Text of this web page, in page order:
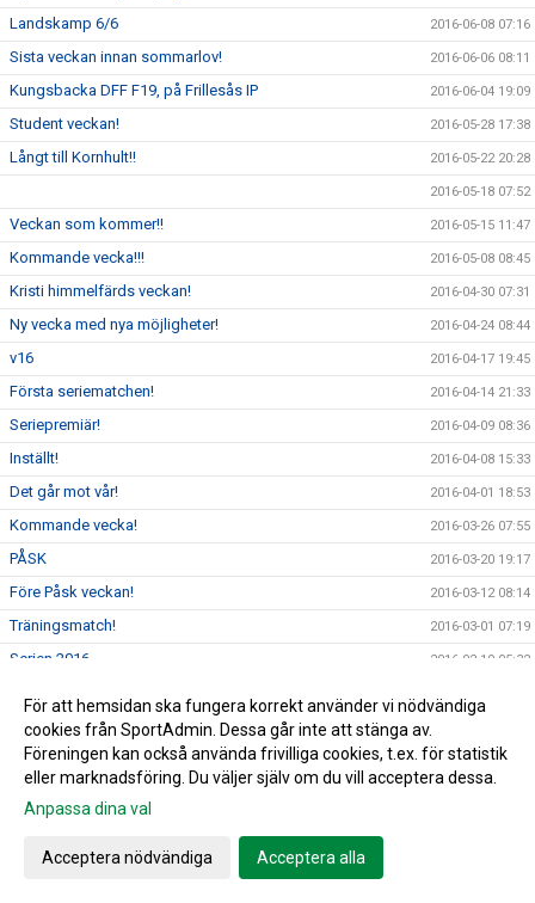
Landskamp 6/6 2016-06-08 07:16
Sista veckan innan sommarlov! 2016-06-06 08:11
Kungsbacka DFF F19, på Frillesås IP 2016-06-04 19:09
Student veckan! 2016-05-28 17:38
Långt till Kornhult!! 2016-05-22 20:28
2016-05-18 07:52
Veckan som kommer!! 2016-05-15 11:47
Kommande vecka!!! 2016-05-08 08:45
Kristi himmelfärds veckan! 2016-04-30 07:31
Ny vecka med nya möjligheter! 2016-04-24 08:44
v16 2016-04-17 19:45
Första seriematchen! 2016-04-14 21:33
Seriepremiär! 2016-04-09 08:36
Inställt! 2016-04-08 15:33
Det går mot vår! 2016-04-01 18:53
Kommande vecka! 2016-03-26 07:55
PÅSK 2016-03-20 19:17
Före Påsk veckan! 2016-03-12 08:14
Träningsmatch! 2016-03-01 07:19
Serien 2016 2016-02-19 05:32
NYTT ÅR & NYA MÖJLIGHETER!
God Jul & Gott Nytt År! 2015-12-18 05:41
Raymond Persson
För att hemsidan ska fungera korrekt använder vi nödvändiga
cookies från SportAdmin. Dessa går inte att stänga av.
Föreningen kan också använda frivilliga cookies, t.ex. för statistik
eller marknadsföring. Du väljer själv om du vill acceptera dessa.
Anpassa dina val
Acceptera nödvändiga Acceptera alla